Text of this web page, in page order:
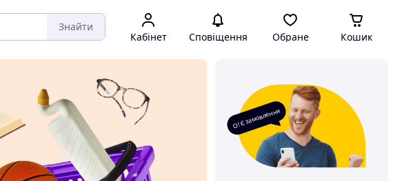
Знайти
Кабінет Сповіщення Обране Кошик
О! Є замовлення